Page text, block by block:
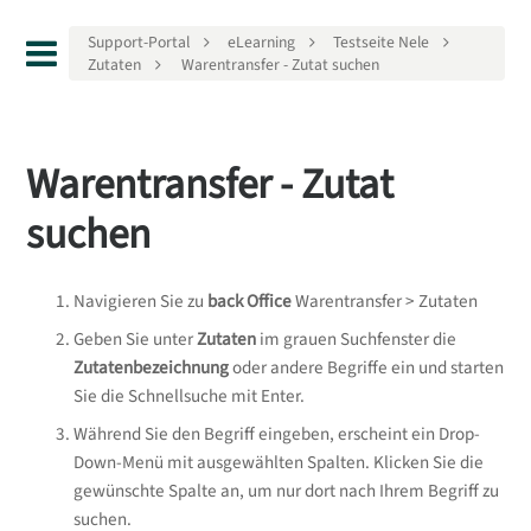
Support-Portal eLearning
Testseite Nele
Zutaten
Warentransfer - Zutat suchen
Warentransfer - Zutat
suchen
Navigieren Sie zu back OfficeWarentransfer > Zutaten
Geben Sie unterZutatenim grauen Suchfenster die
Zutatenbezeichnungoder andere Begriffe ein und starten
Sie die Schnellsuche mit Enter.
Während Sie den Begriff eingeben, erscheint ein Drop-
Down-Menü mit ausgewählten Spalten. Klicken Sie die
gewünschte Spalte an, um nur dort nach Ihrem Begriff zu
suchen.